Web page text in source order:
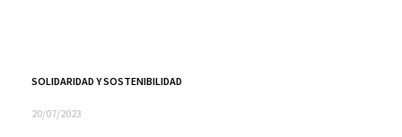
SOLIDARIDAD Y SOSTENIBILIDAD
20/07/2023